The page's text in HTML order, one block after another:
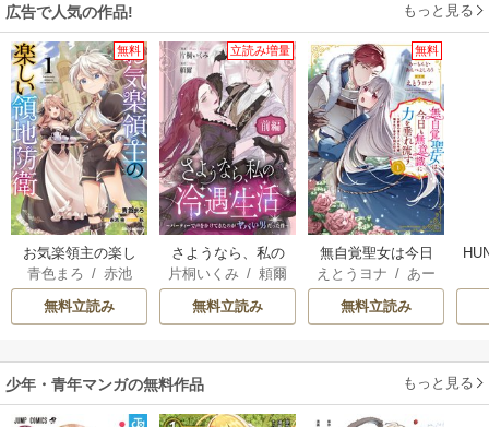
広告で人気の作品! もっと見る
無料
お気楽領主の楽し
い領地防衛
青色まろ / 赤池
宗
/ 転
無料立読み
立読み増量
さようなら、私の
冷遇生活 ～パーテ
ィーで声をかけて
きたのがヤバい男
片桐いくみ / 頼爾
無料立読み
無料
無自覚聖女は今日
も無意識に力を垂
れ流す ～公爵家
の落ちこぼれ令
を掴み取る～
えとうヨナ / あー
もんど / あんべよ
しろう
無料立読み
少年・青年マンガの無料作品 もっと見る